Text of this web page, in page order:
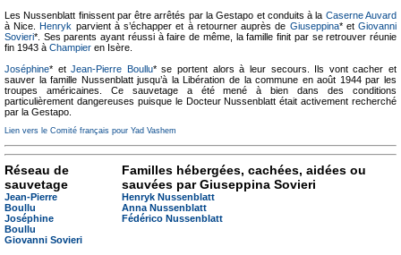
Les Nussenblatt finissent par être arrêtés par la Gestapo et conduits à la Caserne Auvard
à Nice.Henryk parvient à s’échapper et à retourner auprès de Giuseppina* etGiovanni
Sovieri*. Ses parents ayant réussi à faire de même, la famille finit par se retrouver réunie
fin 1943 à Champier en Isère.
Joséphine* etJean-Pierre Boullu* se portent alors à leur secours. Ils vont cacher et
sauver la famille Nussenblatt jusqu’à la Libération de la commune en août 1944 par les
troupes américaines. Ce sauvetage a été mené à bien dans des conditions
particulièrement dangereuses puisque le Docteur Nussenblatt était activement recherché
par la Gestapo.
Lien vers le Comité français pour Yad Vashem
Réseau de
sauvetage
Jean-Pierre
Boullu
Joséphine
Boullu
Giovanni Sovieri
Familles hébergées, cachées, aidées ou
sauvées par Giuseppina Sovieri
Henryk Nussenblatt
Anna Nussenblatt
Fédérico Nussenblatt